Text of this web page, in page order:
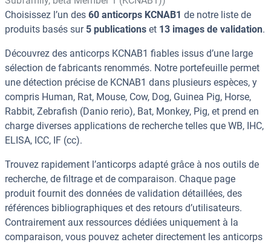
Choisissez l’un des 60 anticorps KCNAB1 de notre liste de
produits basés sur 5 publications et 13 images de validation.
Découvrez des anticorps KCNAB1 fiables issus d’une large
sélection de fabricants renommés. Notre portefeuille permet
une détection précise de KCNAB1 dans plusieurs espèces, y
compris Human, Rat, Mouse, Cow, Dog, Guinea Pig, Horse,
Rabbit, Zebrafish (Danio rerio), Bat, Monkey, Pig, et prend en
charge diverses applications de recherche telles que WB, IHC,
ELISA, ICC, IF (cc).
Trouvez rapidement l’anticorps adapté grâce à nos outils de
recherche, de filtrage et de comparaison. Chaque page
produit fournit des données de validation détaillées, des
références bibliographiques et des retours d’utilisateurs.
Contrairement aux ressources dédiées uniquement à la
comparaison, vous pouvez acheter directement les anticorps